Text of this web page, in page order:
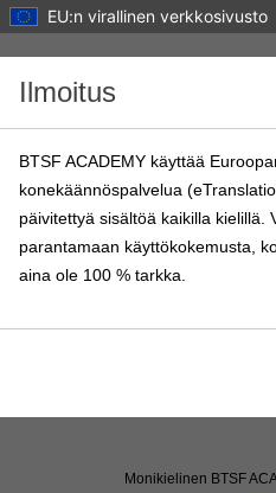
EU:n virallinen verkkosivusto
BTSF ACADEMY
Etusivu BTSF-kurssit Info
Monikielinen BTSF
Ilmoitus
BTSF ACADEMY käyttää
konekäännöspalvelua
päivitettyä sisältöä kaikilla kielillä.
parantamaan käyttökokemusta,
aina ole 100 % tarkka.